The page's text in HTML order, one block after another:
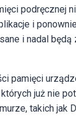
podręcznej
i
i nadal będą
pamięci
już nie
takich jak